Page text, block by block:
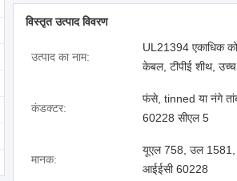
विस्तृत उत्पाद विवरण
उत्पाद का नाम:
UL21394 एकाधिक
केबल, टीपीई शीथ,
कंडक्टर:
फंसे, tinned या नंगे
60228 सीएल 5
मानक:
यूएल 758, उल 1581,
आईईसी 60228